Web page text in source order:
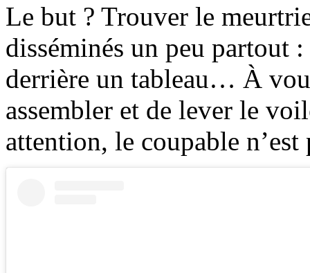
Le but ? Trouver le
disséminés un peu partout
derrière un tableau… À
assembler et de lever le
attention, le coupable